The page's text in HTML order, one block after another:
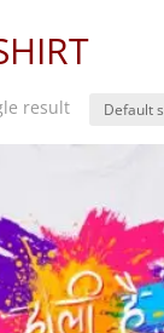
result